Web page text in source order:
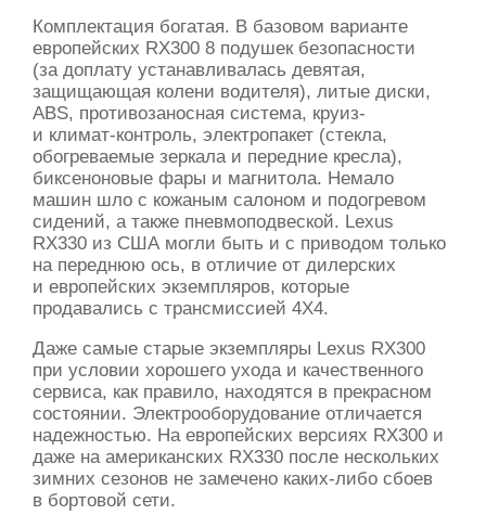
Комплектация богатая. В базовом варианте
европейских RX300 8 подушек безопасности
(за доплату устанавливалась девятая,
защищающая колени водителя), литые диски,
ABS, противозаносная система, круиз-
и климат-контроль, электропакет (стекла,
обогреваемые зеркала и передние кресла),
биксеноновые фары и магнитола. Немало
машин шло с кожаным салоном и подогревом
сидений, а также пневмоподвеской. Lexus
RX330 из США могли быть и с приводом только
на переднюю ось, в отличие от дилерских
и европейских экземпляров, которые
продавались с трансмиссией 4X4.
Даже самые старые экземпляры Lexus RX300
при условии хорошего ухода и качественного
сервиса, как правило, находятся в прекрасном
состоянии. Электрооборудование отличается
надежностью. На европейских версиях RX300 и
даже на американских RX330 после нескольких
зимних сезонов не замечено каких-либо сбоев
в бортовой сети.